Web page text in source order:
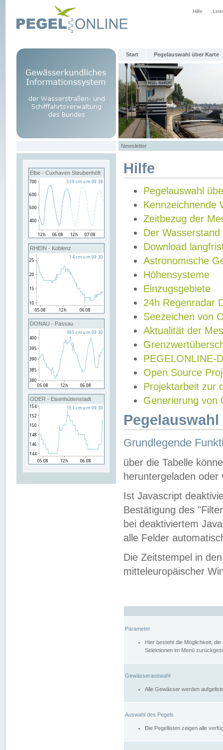
Hilfe
Start Pegelauswahl über Karte
Newsletter
Elbe - Cuxhaven Steubenhöft
RHEIN - Koblenz
DONAU - Passau
ODER - Eisenhüttenstadt
Hilfe
Pegelauswahl
Kennzeichnende
Zeitbezug der
Der Wasserstand
Download
Astronomische
Höhensysteme
Einzugsgebiete
24h Regenradar
Seezeichen von
Aktualität der
PEGELONLINE-
Open Source
Projektarbeit zur
Generierung von
Grundlegende
über die Tabelle
heruntergeladen oder
Ist Javascript
Bestätigung des
bei deaktiviertem
alle Felder
Die Zeitstempel in
mitteleuropäischer
Parameter
Hier besteht die Möglichkeit,
Selektionen im Menü
Gewässerauswahl
Alle Gewässer werden
Auswahl des Pegels
Die Pegellisten zeigen alle